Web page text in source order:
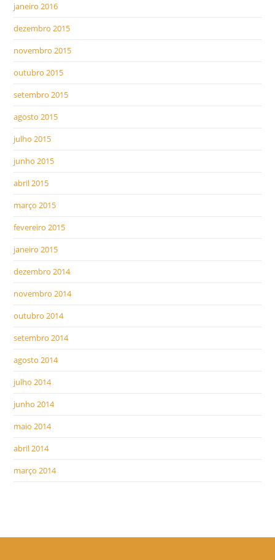
janeiro 2016
dezembro 2015
novembro 2015
outubro 2015
setembro 2015
agosto 2015
julho 2015
junho 2015
abril 2015
março 2015
fevereiro 2015
janeiro 2015
dezembro 2014
novembro 2014
outubro 2014
setembro 2014
agosto 2014
julho 2014
junho 2014
maio 2014
abril 2014
março 2014